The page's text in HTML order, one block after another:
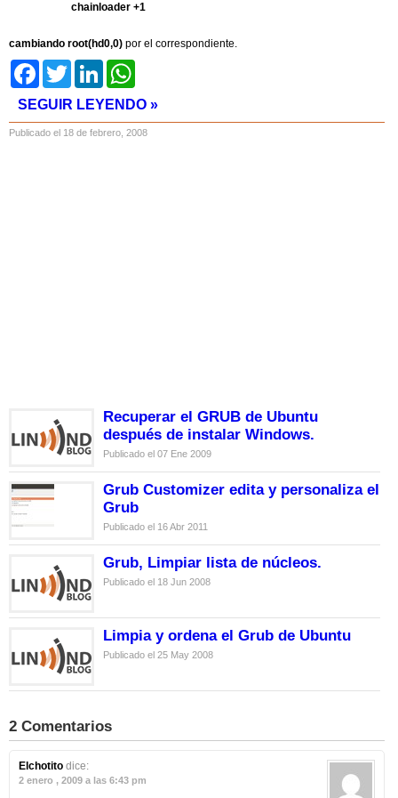
chainloader +1
cambiando root(hd0,0) por el correspondiente.
FacebookTwitter LinkedIn
SEGUIR LEYENDO »
Publicado el 18 de febrero, 2008
Recuperar el GRUB de Ubuntu
después de instalar Windows.
Publicado el 07 Ene 2009
Grub Customizer edita y personaliza el
Grub
Publicado el 16 Abr 2011
Grub, Limpiar lista de núcleos.
Publicado el 18 Jun 2008
Limpia y ordena el Grub de Ubuntu
Publicado el 25 May 2008
2 Comentarios
Elchotito dice:
2 enero , 2009 a las 6:43 pm